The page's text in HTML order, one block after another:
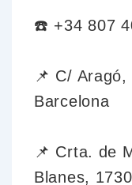
☎️ +34 807
📌 C/
Barcelona
📌 Crta. de
Blanes,